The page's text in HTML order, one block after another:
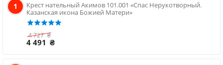
1
Крест нательный Акимов 101.001 «Спас Нерукотворный.
Казанская икона Божией Матери»
4 727 ₴
4 491 ₴